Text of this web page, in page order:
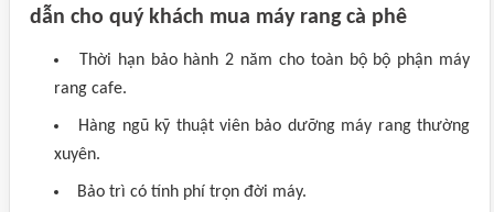
dẫn cho quý khách mua máy rang cà phê
Thời hạn bảo hành 2 năm cho toàn bộ bộ phận máy
rang cafe.
Hàng ngũ kỹ thuật viên bảo dưỡng máy rang thường
xuyên.
Bảo trì có tính phí trọn đời máy.